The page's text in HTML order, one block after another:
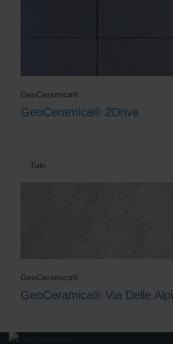
GeoCeramica®
GeoCeramica® 2Drive
Tuin
GeoCeramica®
GeoCeramica® Via Delle Alpi